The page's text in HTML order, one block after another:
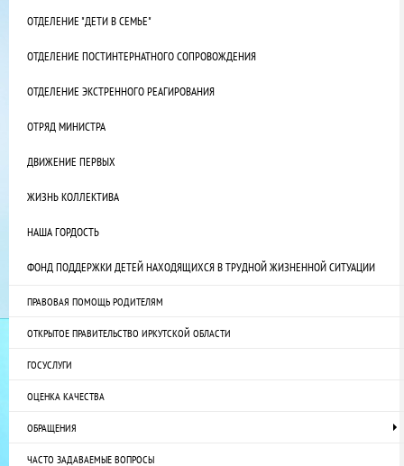
ОТДЕЛЕНИЕ "ДЕТИ В СЕМЬЕ"
ОТДЕЛЕНИЕ ПОСТИНТЕРНАТНОГО СОПРОВОЖДЕНИЯ
ОТДЕЛЕНИЕ ЭКСТРЕННОГО РЕАГИРОВАНИЯ
ОТРЯД МИНИСТРА
ДВИЖЕНИЕ ПЕРВЫХ
ЖИЗНЬ КОЛЛЕКТИВА
НАША ГОРДОСТЬ
ФОНД ПОДДЕРЖКИ ДЕТЕЙ НАХОДЯЩИХСЯ В ТРУДНОЙ ЖИЗНЕННОЙ СИТУАЦИИ
ПРАВОВАЯ ПОМОЩЬ РОДИТЕЛЯМ
ОТКРЫТОЕ ПРАВИТЕЛЬСТВО ИРКУТСКОЙ ОБЛАСТИ
ГОСУСЛУГИ
ОЦЕНКА КАЧЕСТВА
ОБРАЩЕНИЯ
ЧАСТО ЗАДАВАЕМЫЕ ВОПРОСЫ